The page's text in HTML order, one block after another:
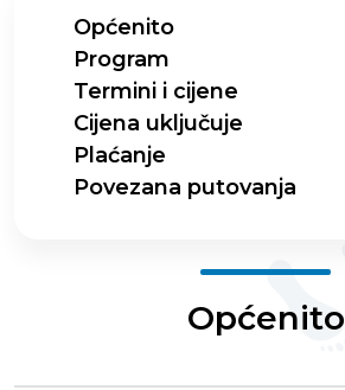
Općenito
Program
Termini i cijene
Cijena uključuje
Plaćanje
Povezana putovanja
Općenito